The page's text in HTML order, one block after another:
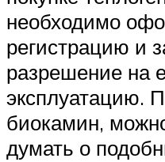
необходимо
регистрацию и
разрешение на
эксплуатацию.
биокамин,
думать о